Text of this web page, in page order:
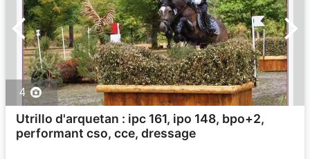
4
Utrillo d'arquetan : ipc 161, ipo 148, bpo+2,
performant cso, cce, dressage